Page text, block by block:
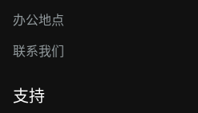
办公地点
联系我们
支持